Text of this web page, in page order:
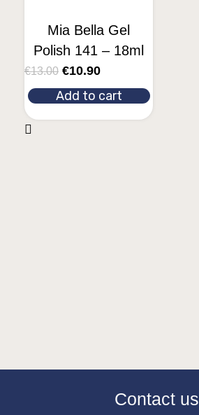
Mia Bella Gel
Polish 141 – 18ml
€13.00 €10.90
Add to cart
Contact us